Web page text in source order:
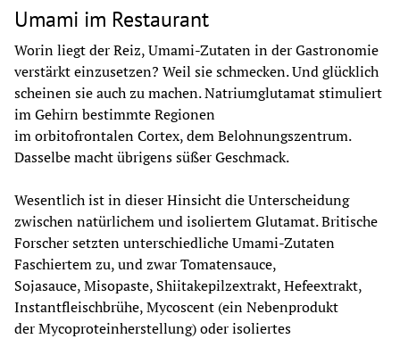
Umami im Restaurant
Worin liegt der Reiz, Umami-Zutaten in der Gastronomie
verstärkt einzusetzen? Weil sie schmecken. Und glücklich
scheinen sie auch zu machen. Natriumglutamat stimuliert
im Gehirn bestimmte Regionen
im orbitofrontalen Cortex, dem Belohnungszentrum.
Dasselbe macht übrigens süßer Geschmack.
Wesentlich ist in dieser Hinsicht die Unterscheidung
zwischen natürlichem und isoliertem Glutamat. Britische
Forscher setzten unterschiedliche Umami-Zutaten
Faschiertem zu, und zwar Tomatensauce,
Sojasauce, Misopaste, Shiitakepilzextrakt, Hefeextrakt,
Instantfleischbrühe, Mycoscent (ein Nebenprodukt
der Mycoproteinherstellung) oder isoliertes